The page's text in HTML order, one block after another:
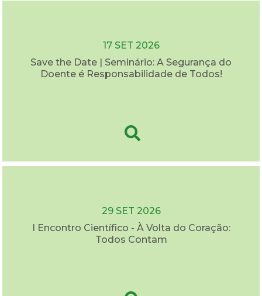
17 SET 2026
Save the Date | Seminário: A Segurança do
Doente é Responsabilidade de Todos!
29 SET 2026
I Encontro Científico - À Volta do Coração:
Todos Contam